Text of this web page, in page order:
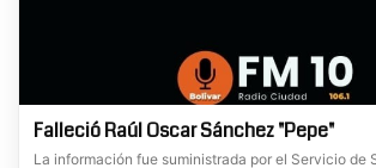
Falleció Raúl Oscar Sánchez "Pepe"
La información fue suministrada por el Servicio de